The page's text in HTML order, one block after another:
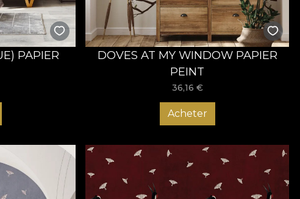
PAPIER
DOVES AT MY WINDOW PAPIER
PEINT
36,16 €
Acheter